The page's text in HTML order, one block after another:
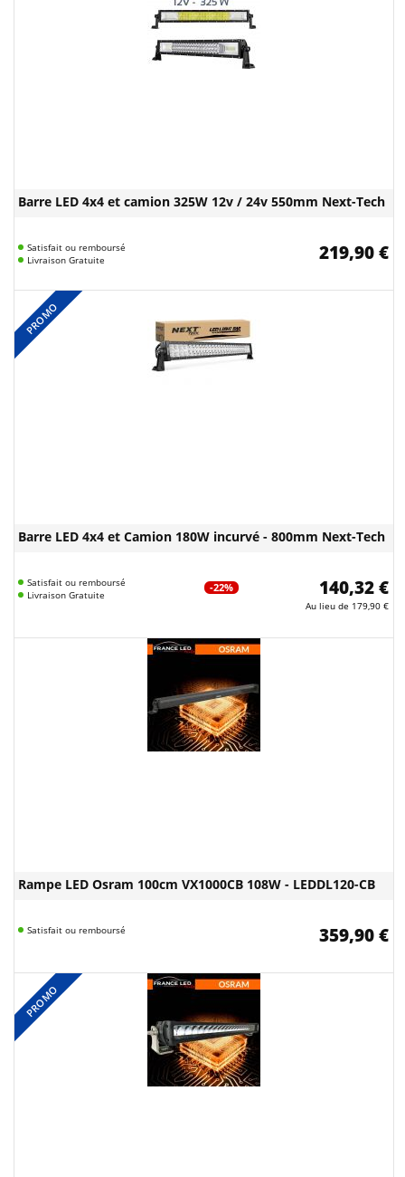
Barre LED 4x4 et camion 325W 12v / 24v 550mm Next-Tech
Satisfait ou remboursé
Livraison Gratuite
219,90 €
PROMO
Barre LED 4x4 et Camion 180W incurvé - 800mm Next-Tech
Satisfait ou remboursé
Livraison Gratuite
-22% 140,32 €
Au lieu de 179,90 €
Rampe LED Osram 100cm VX1000CB 108W - LEDDL120-CB
Satisfait ou remboursé 359,90 €
PROMO